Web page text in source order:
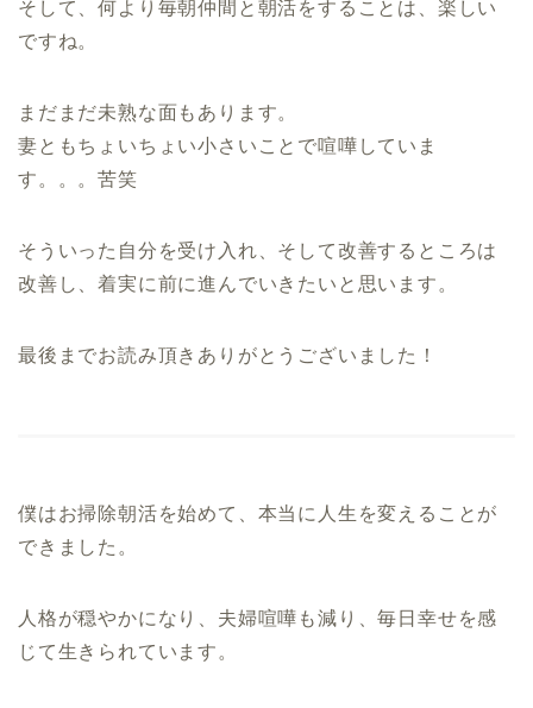
そして、何より毎朝仲間と朝活をすることは、楽しい
ですね。
まだまだ未熟な面もあります。
妻ともちょいちょい小さいことで喧嘩していま
す。。。苦笑
そういった自分を受け入れ、そして改善するところは
改善し、着実に前に進んでいきたいと思います。
最後までお読み頂きありがとうございました！
僕はお掃除朝活を始めて、本当に人生を変えることが
できました。
人格が穏やかになり、夫婦喧嘩も減り、毎日幸せを感
じて生きられています。